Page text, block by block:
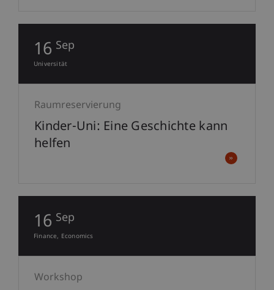
16 Sep
Universität
Raumreservierung
Kinder-Uni: Eine Geschichte kann
helfen
16 Sep
Finance Economics
Workshop